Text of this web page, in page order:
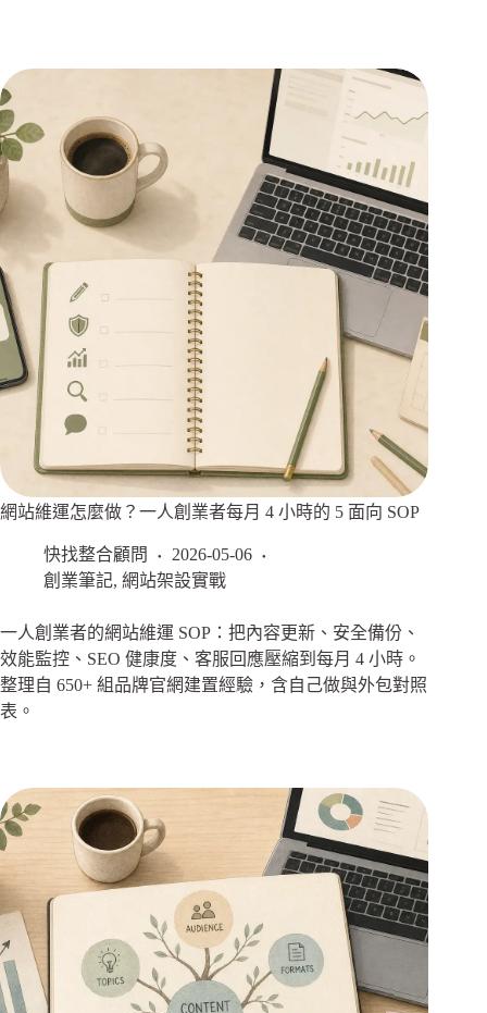
網站維運怎麼做？一人創業者每月 4 小時的 5 面向 SOP
快找整合顧問
2026-05-06
創業筆記, 網站架設實戰
一人創業者的網站維運 SOP：把內容更新、安全備份、
效能監控、SEO 健康度、客服回應壓縮到每月 4 小時。
整理自 650+ 組品牌官網建置經驗，含自己做與外包對照
表。